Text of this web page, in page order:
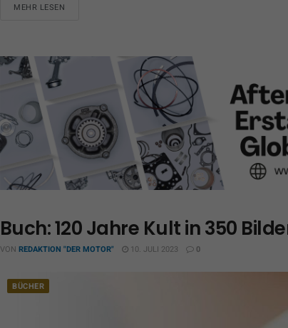
MEHR LESEN
Buch: 120 Jahre Kult in 350
VON REDAKTION "DER MOTOR" 10. JULI 2023 0
BÜCHER